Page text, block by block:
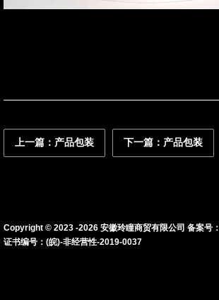
上一篇：产品包装 下一篇：产品包装
Copyright © 2023 -2026 安徽玲瞳商贸有限公司 备案号：
证书编号：(皖)-非经营性-2019-0037